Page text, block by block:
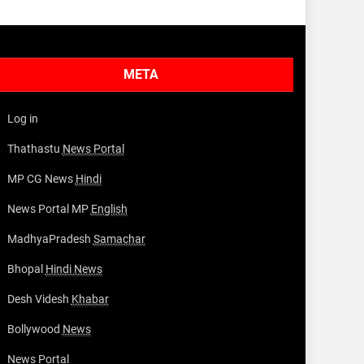
META
Log in
Thathastu News Portal
MP CG News Hindi
News Portal MP English
MadhyaPradesh Samachar
Bhopal Hindi News
Desh Videsh Khabar
Bollywood News
News Portal